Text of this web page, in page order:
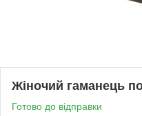
Жіночий гаманець
Готово до відправки